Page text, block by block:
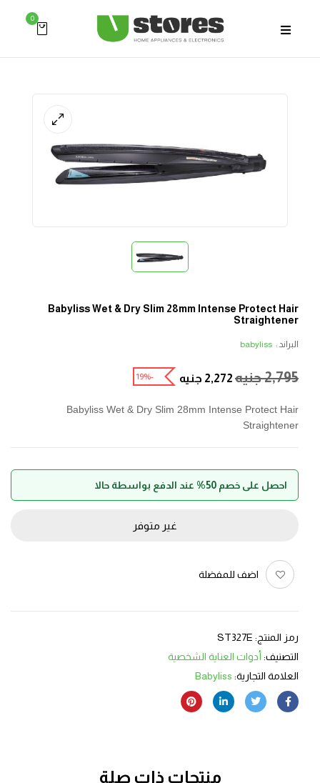
0
Babyliss Wet & Dry Slim 28mm Intense Protect Hair
Straightener
البراند : babyliss
2,795جنيه 2,272 جنيه -19%
Babyliss Wet & Dry Slim 28mm Intense Protect Hair
Straightener
احصل على خصم 50% عند الدفع بواسطة حالا
غير متوفر
اضف للمفضلة
رمز المنتج: ST327E
التصنيف: أدوات العناية الشخصية
العلامة التجارية: Babyliss
منتجات ذات صلة